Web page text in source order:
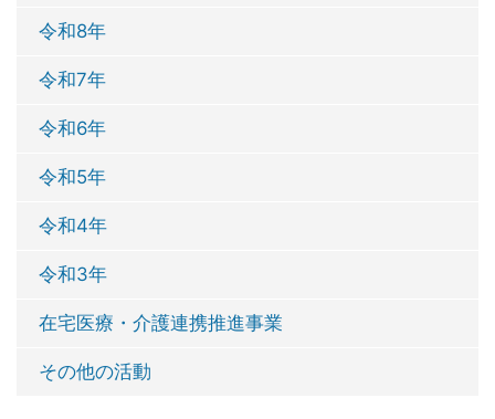
令和8年
令和7年
令和6年
令和5年
令和4年
令和3年
在宅医療・介護連携推進事業
その他の活動